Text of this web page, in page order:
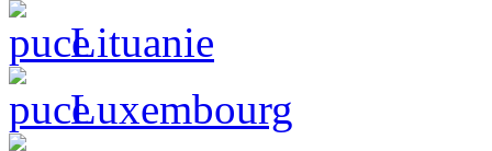
Lituanie
Luxembourg